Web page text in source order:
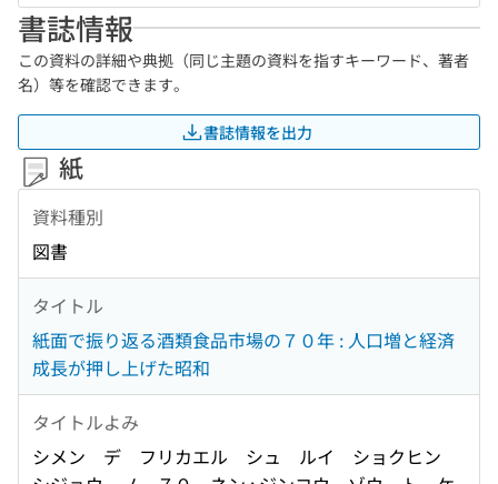
書誌情報
この資料の詳細や典拠（同じ主題の資料を指すキーワード、著者
名）等を確認できます。
書誌情報を出力
紙
資料種別
図書
タイトル
紙面で振り返る酒類食品市場の７０年 : 人口増と経済
成長が押し上げた昭和
タイトルよみ
シメン デ フリカエル シュ ルイ ショクヒン